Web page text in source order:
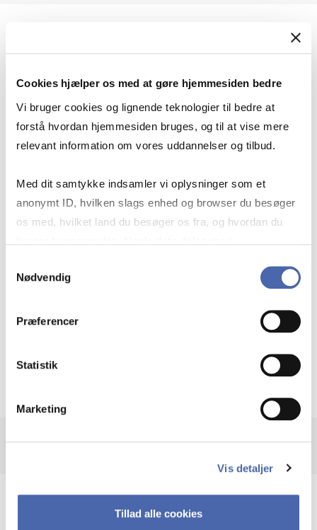
Cookies hjælper os med at gøre hjemmesiden bedre
Vi bruger cookies og lignende teknologier til bedre at
forstå hvordan hjemmesiden bruges, og til at vise mere
relevant information om vores uddannelser og tilbud.
Med dit samtykke indsamler vi oplysninger som et
anonymt ID, hvilken slags enhed og browser du besøger
os med, hvilket land du besøger os fra, og hvordan du
markedsføring. Du bestemmer selv - og kan altid trække
Nødvendig
Præferencer
Statistik
Marketing
Vis detaljer
Tillad alle cookies
Geopolitik og businesssikkerhed
navigerer man som virksomhed?
Krigen i Ukraine